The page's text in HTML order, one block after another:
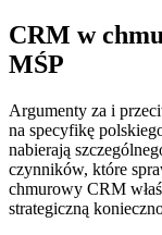
CRM w
MŚP
Argumenty za i
na specyfikę
nabierają
czynników, które
chmurowy CRM
strategiczną